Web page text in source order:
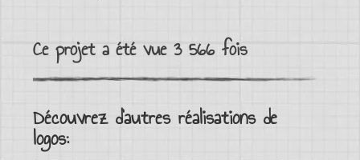
Ce projet a été vue 3 566 fois
Découvrez d'autres réalisations de
logos: